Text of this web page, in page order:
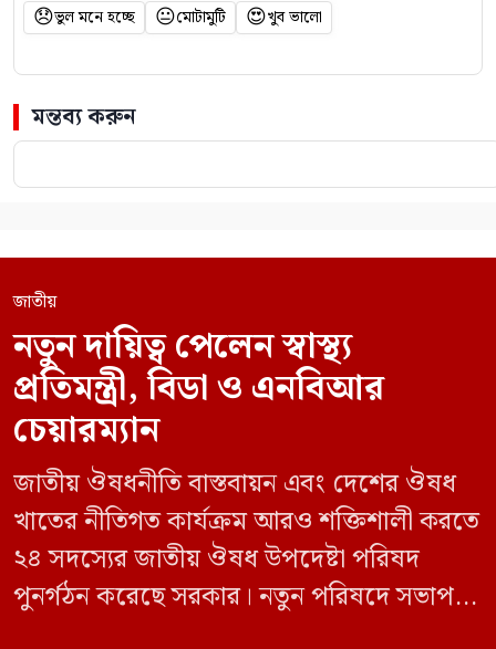
😞ভুল মনে হচ্ছে 😐মোটামুটি 😍খুব ভালো
মন্তব্য করুন
জাতীয়
নতুন দায়িত্ব পেলেন স্বাস্থ্য
প্রতিমন্ত্রী, বিডা ও এনবিআর
চেয়ারম্যান
জাতীয় ঔষধনীতি বাস্তবায়ন এবং দেশের ঔষধ
খাতের নীতিগত কার্যক্রম আরও শক্তিশালী করতে
২৪ সদস্যের জাতীয় ঔষধ উপদেষ্টা পরিষদ
পুনর্গঠন করেছে সরকার। নতুন পরিষদে সভাপতি